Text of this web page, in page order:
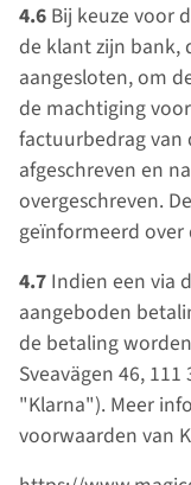
4.6 Bij keuze voor
de klant zijn bank,
aangesloten, om
de machtiging
factuurbedrag van
afgeschreven en
overgeschreven.
geïnformeerd over
4.7 Indien een via
aangeboden
de betaling
Sveavägen 46,
"Klarna"). Meer
voorwaarden van